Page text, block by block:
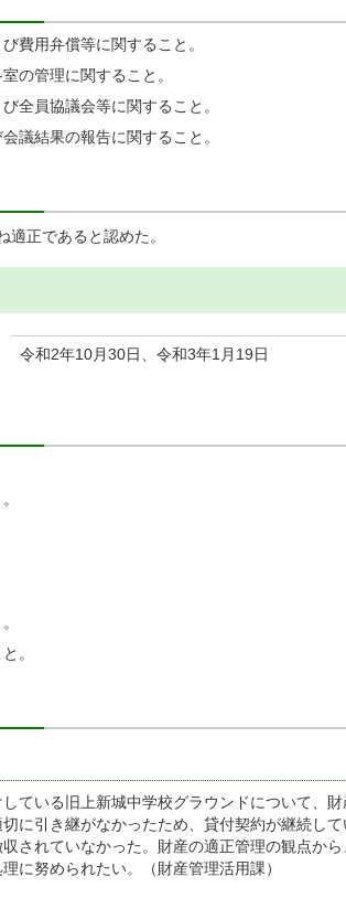
費用弁償等に関すること。
の管理に関すること。
全員協議会等に関すること。
議結果の報告に関すること。
適正であると認めた。
令和2年10月30日、令和3年1月19日
。
ている旧上新城中学校グラウンドについて、
に引き継がなかったため、貸付契約が継続し
されていなかった。財産の適正管理の観点か
に努められたい。（財産管理活用課）